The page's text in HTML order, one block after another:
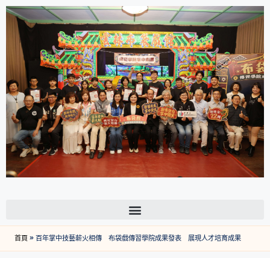
首頁»百年掌中技藝薪火相傳 布袋戲傳習學院成果發表 展現人才培育成果